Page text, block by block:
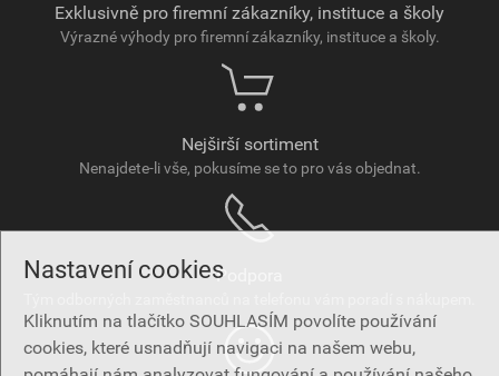
Nastavení cookies
Kliknutím na tlačítko SOUHLASÍM povolíte používání
cookies, které usnadňují navigaci na našem webu,
Exklusivně pro firemní zákazníky, instituce a školy
Výrazné výhody pro firemní zákazníky, instituce a školy.
Nejširší sortiment
Nenajdete-li vše, pokusíme se to pro vás objednat.
Podpora